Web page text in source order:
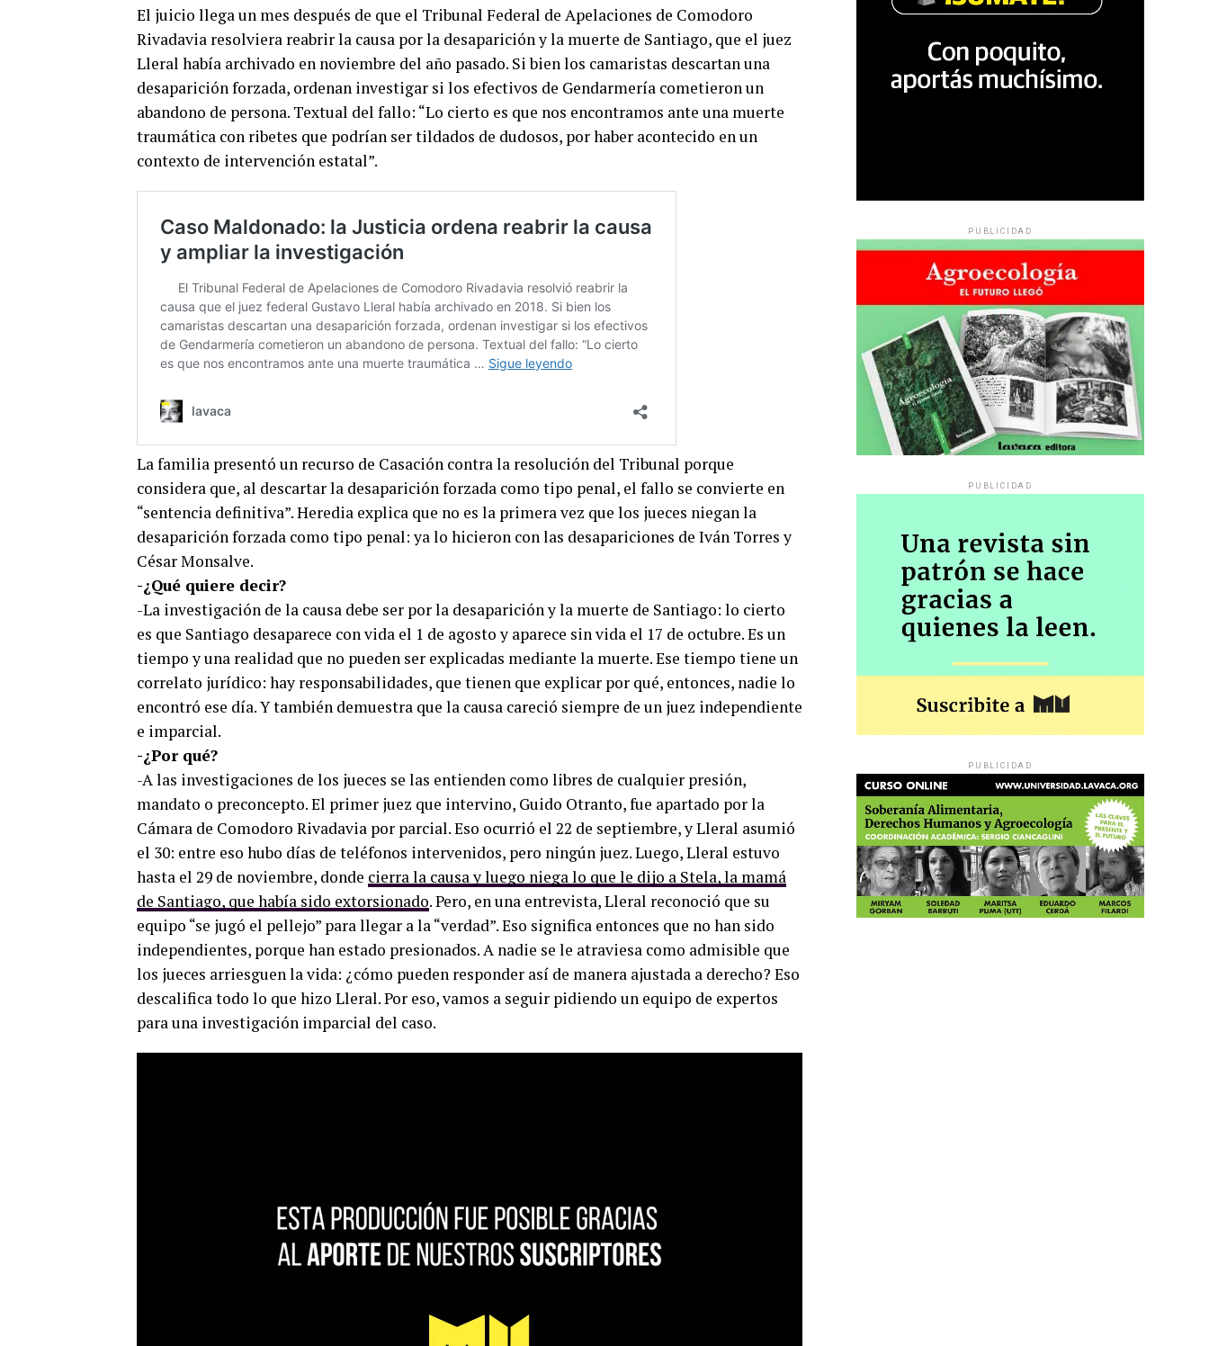
El juicio llega un mes después de que el Tribunal Federal de Apelaciones de Comodoro
Rivadavia resolviera reabrir la causa por la desaparición y la muerte de Santiago, que el juez
Lleral había archivado en noviembre del año pasado. Si bien los camaristas descartan una
desaparición forzada, ordenan investigar si los efectivos de Gendarmería cometieron un
abandono de persona. Textual del fallo: “Lo cierto es que nos encontramos ante una muerte
traumática con ribetes que podrían ser tildados de dudosos, por haber acontecido en un
contexto de intervención estatal”.
La familia presentó un recurso de Casación contra la resolución del Tribunal porque
considera que, al descartar la desaparición forzada como tipo penal, el fallo se convierte en
“sentencia definitiva”. Heredia explica que no es la primera vez que los jueces niegan la
desaparición forzada como tipo penal: ya lo hicieron con las desapariciones de Iván Torres y
César Monsalve.
-¿Qué quiere decir?
-La investigación de la causa debe ser por la desaparición y la muerte de Santiago: lo cierto
es que Santiago desaparece con vida el 1 de agosto y aparece sin vida el 17 de octubre. Es un
tiempo y una realidad que no pueden ser explicadas mediante la muerte. Ese tiempo tiene un
correlato jurídico: hay responsabilidades, que tienen que explicar por qué, entonces, nadie lo
encontró ese día. Y también demuestra que la causa careció siempre de un juez independiente
e imparcial.
-¿Por qué?
-A las investigaciones de los jueces se las entienden como libres de cualquier presión,
mandato o preconcepto. El primer juez que intervino, Guido Otranto, fue apartado por la
Cámara de Comodoro Rivadavia por parcial. Eso ocurrió el 22 de septiembre, y Lleral asumió
el 30: entre eso hubo días de teléfonos intervenidos, pero ningún juez. Luego, Lleral estuvo
hasta el 29 de noviembre, donde cierra la causa y luego niega lo que le dijo a Stela, la mamá
de Santiago, que había sido extorsionado. Pero, en una entrevista, Lleral reconoció que su
equipo “se jugó el pellejo” para llegar a la “verdad”. Eso significa entonces que no han sido
independientes, porque han estado presionados. A nadie se le atraviesa como admisible que
los jueces arriesguen la vida: ¿cómo pueden responder así de manera ajustada a derecho? Eso
descalifica todo lo que hizo Lleral. Por eso, vamos a seguir pidiendo un equipo de expertos
para una investigación imparcial del caso.
PUBLICIDAD
PUBLICIDAD
PUBLICIDAD